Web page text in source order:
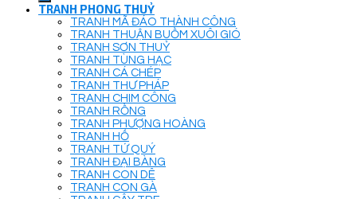
TRANH PHONG THUỶ
TRANH MÃ ĐÁO THÀNH CÔNG
TRANH THUẬN BUỒM XUÔI GIÓ
TRANH SƠN THUỶ
TRANH TÙNG HẠC
TRANH CÁ CHÉP
TRANH THƯ PHÁP
TRANH CHIM CÔNG
TRANH RỒNG
TRANH PHƯỢNG HOÀNG
TRANH HỔ
TRANH TỨ QUÝ
TRANH ĐẠI BÀNG
TRANH CON DÊ
TRANH CON GÀ